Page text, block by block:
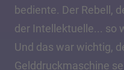
bediente. Der Rebell,
der Intellektuelle... so
Und das war wichtig,
Gelddruckmaschine